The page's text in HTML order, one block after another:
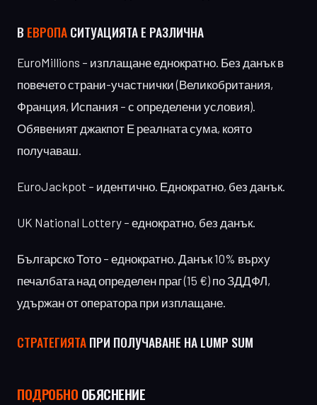
В ЕВРОПАСИТУАЦИЯТА Е РАЗЛИЧНА
EuroMillions – изплащане еднократно. Без данък в
повечето страни-участнички (Великобритания,
Франция, Испания – с определени условия).
Обявеният джакпот Е реалната сума, която
получаваш.
EuroJackpot – идентично. Еднократно, без данък.
UK National Lottery – еднократно, без данък.
Българско Тото – еднократно. Данък 10% върху
печалбата над определен праг (15 €) по ЗДДФЛ,
удържан от оператора при изплащане.
СТРАТЕГИЯТАПРИ ПОЛУЧАВАНЕ НА LUMP SUM
ПОДРОБНО ОБЯСНЕНИЕ